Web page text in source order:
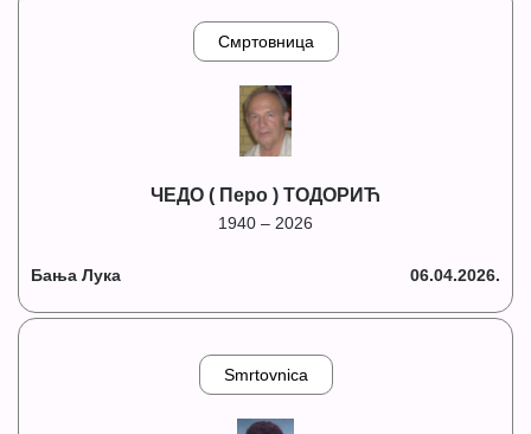
Смртовница
ЧЕДО ( Перо ) ТОДОРИЋ
1940 – 2026
Бања Лука 06.04.2026.
Smrtovnica